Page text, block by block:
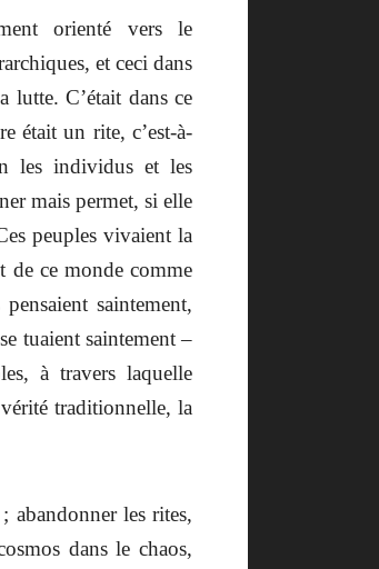
orienté vers le
et ceci dans
lutte. C’était dans ce
était un rite, c’est-à-
les individus et les
mais permet, si elle
peuples vivaient la
de ce monde comme
saintement,
tuaient saintement –
à travers laquelle
traditionnelle, la
les rites,
dans le chaos,